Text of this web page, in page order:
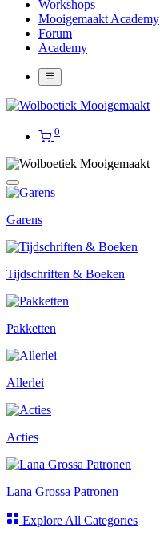
Workshops
Mooigemaakt Academy
Forum
Academy
0
Garens
Tijdschriften & Boeken
Pakketten
Allerlei
Acties
Lana Grossa Patronen
Explore All Categories